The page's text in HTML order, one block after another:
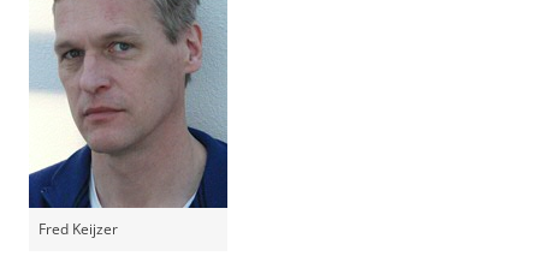
Fred Keijzer